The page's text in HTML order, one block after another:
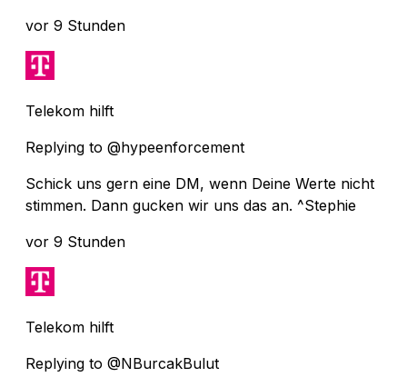
vor 9 Stunden
Telekom hilft
Replying to @hypeenforcement
Schick uns gern eine DM, wenn Deine Werte nicht
stimmen. Dann gucken wir uns das an. ^Stephie
vor 9 Stunden
Telekom hilft
Replying to @NBurcakBulut